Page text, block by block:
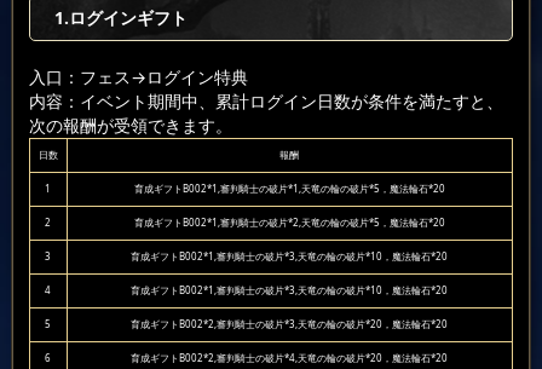
1.ログインギフト
入口：フェス→ログイン特典
内容：イベント期間中、累計ログイン日数が条件を満たすと、
次の報酬が受領できます。
日数 報酬
1 育成ギフトB002*1,審判騎士の破片*1,天竜の輪の破片*5，魔法輪石*20
2 育成ギフトB002*1,審判騎士の破片*2,天竜の輪の破片*5，魔法輪石*20
3 育成ギフトB002*1,審判騎士の破片*3,天竜の輪の破片*10，魔法輪石*20
4 育成ギフトB002*1,審判騎士の破片*3,天竜の輪の破片*10，魔法輪石*20
5 育成ギフトB002*2,審判騎士の破片*3,天竜の輪の破片*20，魔法輪石*20
6 育成ギフトB002*2,審判騎士の破片*4,天竜の輪の破片*20，魔法輪石*20